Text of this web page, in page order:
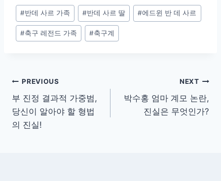
Post
Tags:
#반데 사르 가족 #반데 사르 딸 #에드윈 반 데 사르
#축구 레전드 가족 #축구계
Post
navigation
PREVIOUS
부 진정 결과적 가중범,
당신이 알아야 할 형법
의 진실!
NEXT
박수홍 엄마 계모 논란,
진실은 무엇인가?